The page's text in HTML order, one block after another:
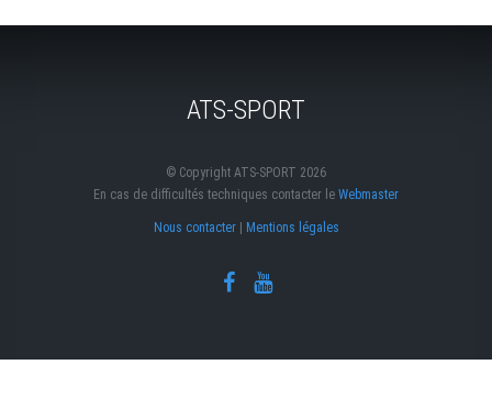
ATS-SPORT
© Copyright ATS-SPORT 2026
En cas de difficultés techniques contacter le Webmaster
Nous contacter| Mentions légales